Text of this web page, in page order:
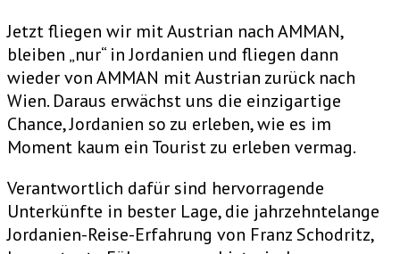
Jetzt fliegen wir mit Austrian nach AMMAN,
bleiben „nur“ in Jordanien und fliegen dann
wieder von AMMAN mit Austrian zurück nach
Wien. Daraus erwächst uns die einzigartige
Chance, Jordanien so zu erleben, wie es im
Moment kaum ein Tourist zu erleben vermag.
Verantwortlich dafür sind hervorragende
Unterkünfte in bester Lage, die jahrzehntelange
Jordanien-Reise-Erfahrung von Franz Schodritz,